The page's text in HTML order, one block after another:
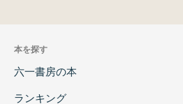
本を探す
六一書房の本
ランキング